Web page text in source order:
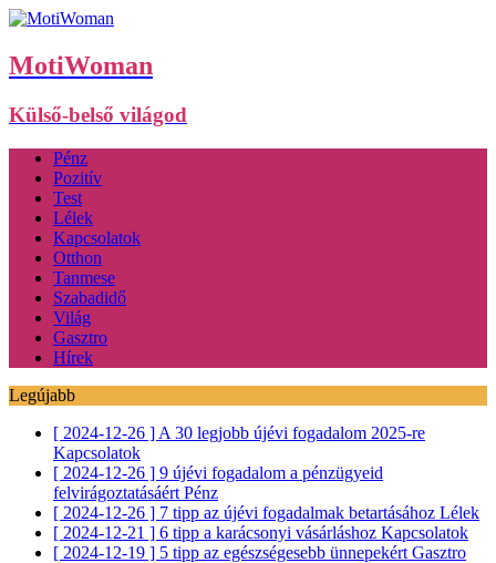
MotiWoman
Külső-belső világod
Pénz
Pozitív
Test
Lélek
Kapcsolatok
Otthon
Tanmese
Szabadidő
Világ
Gasztro
Hírek
Legújabb
[ 2024-12-26 ] A 30 legjobb újévi fogadalom 2025-re
Kapcsolatok
[ 2024-12-26 ] 9 újévi fogadalom a pénzügyeid
felvirágoztatásáért Pénz
[ 2024-12-26 ] 7 tipp az újévi fogadalmak betartásához Lélek
[ 2024-12-21 ] 6 tipp a karácsonyi vásárláshoz Kapcsolatok
[ 2024-12-19 ] 5 tipp az egészségesebb ünnepekért Gasztro